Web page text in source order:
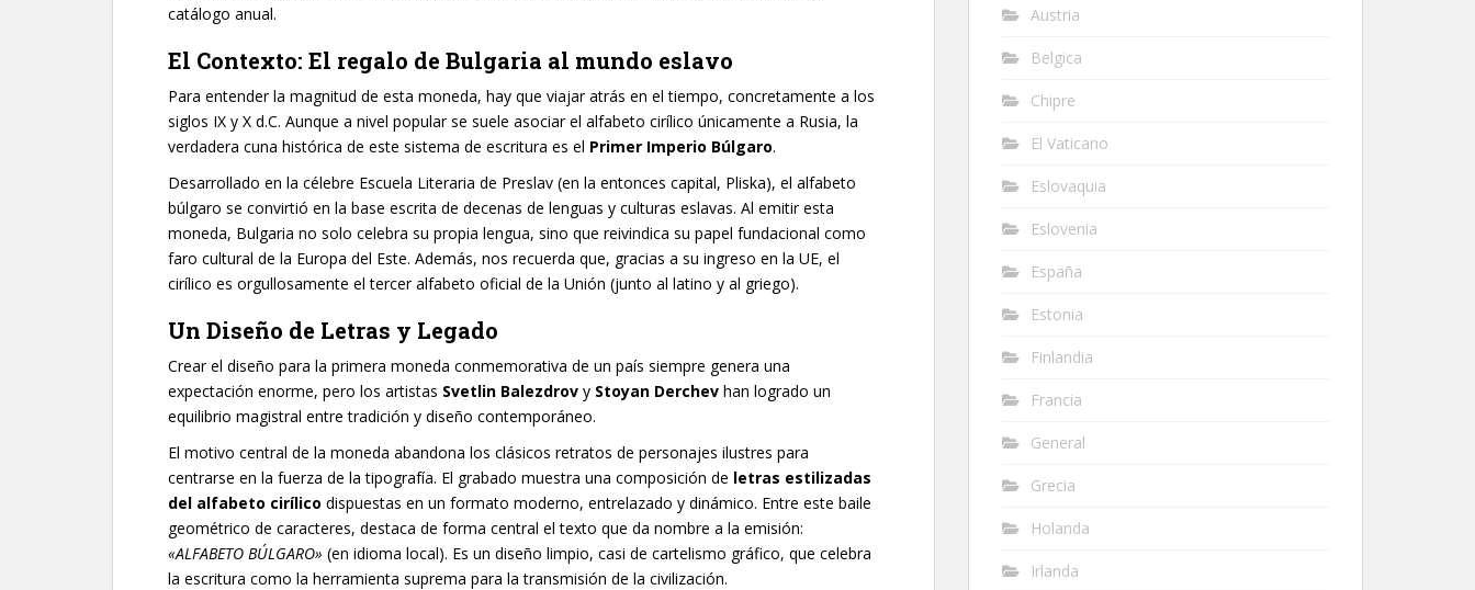
catálogo anual.
El Contexto: El regalo de Bulgaria al mundo eslavo
Para entender la magnitud de esta moneda, hay que viajar atrás en el tiempo, concretamente a los
siglos IX y X d.C. Aunque a nivel popular se suele asociar el alfabeto cirílico únicamente a Rusia, la
verdadera cuna histórica de este sistema de escritura es el Primer Imperio Búlgaro.
Desarrollado en la célebre Escuela Literaria de Preslav (en la entonces capital, Pliska), el alfabeto
búlgaro se convirtió en la base escrita de decenas de lenguas y culturas eslavas. Al emitir esta
moneda, Bulgaria no solo celebra su propia lengua, sino que reivindica su papel fundacional como
faro cultural de la Europa del Este. Además, nos recuerda que, gracias a su ingreso en la UE, el
cirílico es orgullosamente el tercer alfabeto oficial de la Unión (junto al latino y al griego).
Un Diseño de Letras y Legado
Crear el diseño para la primera moneda conmemorativa de un país siempre genera una
expectación enorme, pero los artistas Svetlin Balezdrov y Stoyan Derchev han logrado un
equilibrio magistral entre tradición y diseño contemporáneo.
El motivo central de la moneda abandona los clásicos retratos de personajes ilustres para
centrarse en la fuerza de la tipografía. El grabado muestra una composición de letras estilizadas
del alfabeto cirílico dispuestas en un formato moderno, entrelazado y dinámico. Entre este baile
geométrico de caracteres, destaca de forma central el texto que da nombre a la emisión:
«ALFABETO BÚLGARO» (en idioma local). Es un diseño limpio, casi de cartelismo gráfico, que celebra
la escritura como la herramienta suprema para la transmisión de la civilización.
Austria
Belgica
Chipre
El Vaticano
Eslovaquia
Eslovenia
España
Estonia
Finlandia
Francia
General
Grecia
Holanda
Irlanda